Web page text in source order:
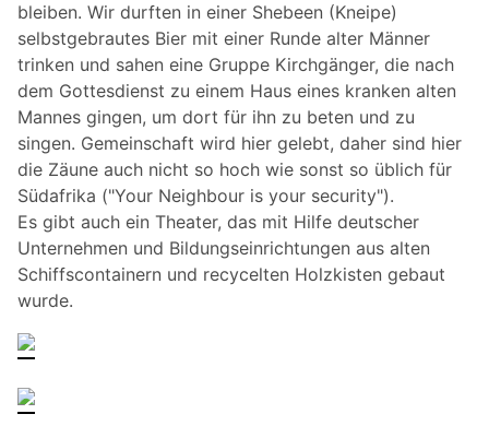
bleiben. Wir durften in einer Shebeen (Kneipe)
selbstgebrautes Bier mit einer Runde alter Männer
trinken und sahen eine Gruppe Kirchgänger, die nach
dem Gottesdienst zu einem Haus eines kranken alten
Mannes gingen, um dort für ihn zu beten und zu
singen. Gemeinschaft wird hier gelebt, daher sind hier
die Zäune auch nicht so hoch wie sonst so üblich für
Südafrika ("Your Neighbour is your security").
Es gibt auch ein Theater, das mit Hilfe deutscher
Unternehmen und Bildungseinrichtungen aus alten
Schiffscontainern und recycelten Holzkisten gebaut
wurde.